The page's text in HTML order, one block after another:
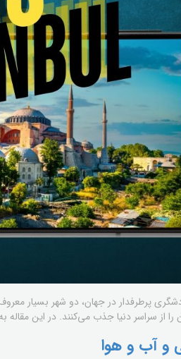
پرطرفدار در جهان، دو شهر بسیار
سراسر دنیا جذب می‌کنند. در این مقاله
و آب و هوا